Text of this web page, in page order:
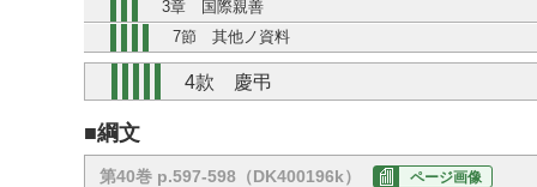
3章 国際親善
7節 其他ノ資料
4款 慶弔
■綱文
第40巻 p.597-598（DK400196k） ページ画像